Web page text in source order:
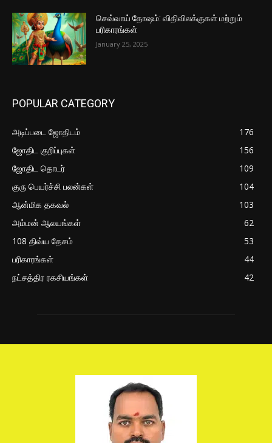
செவ்வாய் தோஷம்: விதிவிலக்குகள் மற்றும்
பரிகாரங்கள்
January 25, 2025
POPULAR CATEGORY
அடிப்படை ஜோதிடம்
176
ஜோதிட குறிப்புகள்
156
ஜோதிட தொடர்
109
குரு பெயர்ச்சி பலன்கள்
104
ஆன்மிக தகவல்
103
அம்மன் ஆலயங்கள்
62
108 திவ்ய தேசம்
53
பரிகாரங்கள்
44
நட்சத்திர ரகசியங்கள்
42